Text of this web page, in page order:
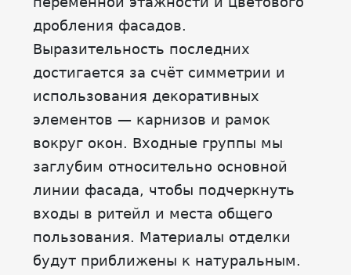
дробления фасадов.
Выразительность последних
достигается за счёт симметрии и
использования декоративных
элементов — карнизов и рамок
вокруг окон. Входные группы мы
заглубим относительно основной
линии фасада, чтобы подчеркнуть
входы в ритейл и места общего
пользования. Материалы отделки
будут приближены к натуральным.